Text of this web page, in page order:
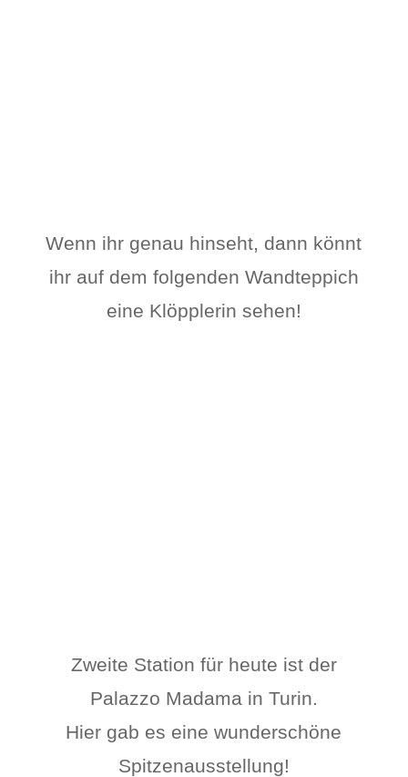
Wenn ihr genau hinseht, dann könnt
ihr auf dem folgenden Wandteppich
eine Klöpplerin sehen!
Zweite Station für heute ist der
Palazzo Madama in Turin.
Hier gab es eine wunderschöne
Spitzenausstellung!